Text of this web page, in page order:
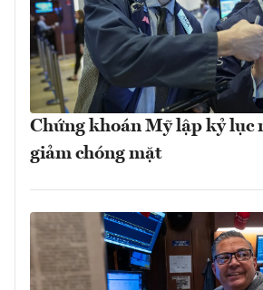
Chứng khoán Mỹ lập kỷ lục
giảm chóng mặt